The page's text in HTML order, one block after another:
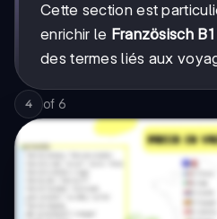
Cette section est
enrichir le Französisch
des termes liés aux
4 of 6